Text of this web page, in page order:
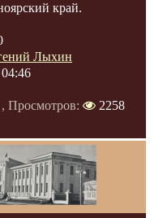
край.
Лыхин
, Просмотров:
2258